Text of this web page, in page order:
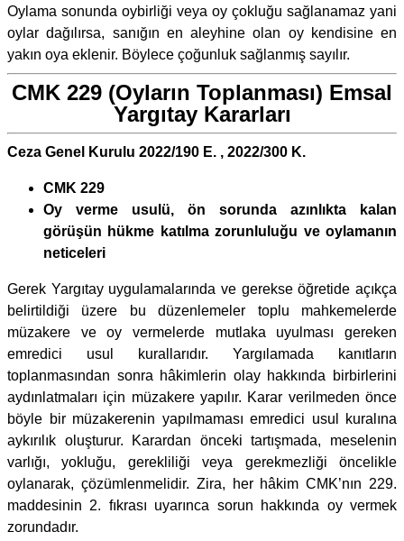
Oylama sonunda oybirliği veya oy çokluğu sağlanamaz yani
oylar dağılırsa, sanığın en aleyhine olan oy kendisine en
yakın oya eklenir. Böylece çoğunluk sağlanmış sayılır.
CMK 229 (Oyların Toplanması) Emsal
Yargıtay Kararları
Ceza Genel Kurulu 2022/190 E. , 2022/300 K.
CMK 229
Oy verme usulü, ön sorunda azınlıkta kalan
görüşün hükme katılma zorunluluğu ve oylamanın
neticeleri
Gerek Yargıtay uygulamalarında ve gerekse öğretide açıkça
belirtildiği üzere bu düzenlemeler toplu mahkemelerde
müzakere ve oy vermelerde mutlaka uyulması gereken
emredici usul kurallarıdır. Yargılamada kanıtların
toplanmasından sonra hâkimlerin olay hakkında birbirlerini
aydınlatmaları için müzakere yapılır. Karar verilmeden önce
böyle bir müzakerenin yapılmaması emredici usul kuralına
aykırılık oluşturur. Karardan önceki tartışmada, meselenin
varlığı, yokluğu, gerekliliği veya gerekmezliği öncelikle
oylanarak, çözümlenmelidir. Zira, her hâkim CMK’nın 229.
maddesinin 2. fıkrası uyarınca sorun hakkında oy vermek
zorundadır.